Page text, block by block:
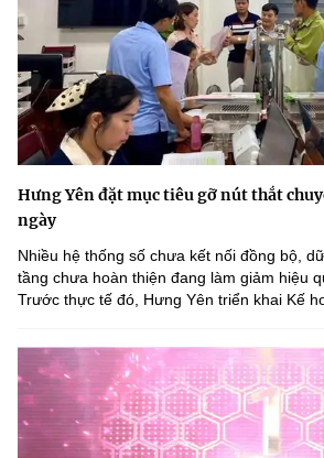
Hưng Yên đặt mục tiêu gỡ nút thắt
ngày
Nhiều hệ thống số chưa kết nối đồng bộ,
tầng chưa hoàn thiện đang làm giảm hiệu
Trước thực tế đó, Hưng Yên triển khai Kế